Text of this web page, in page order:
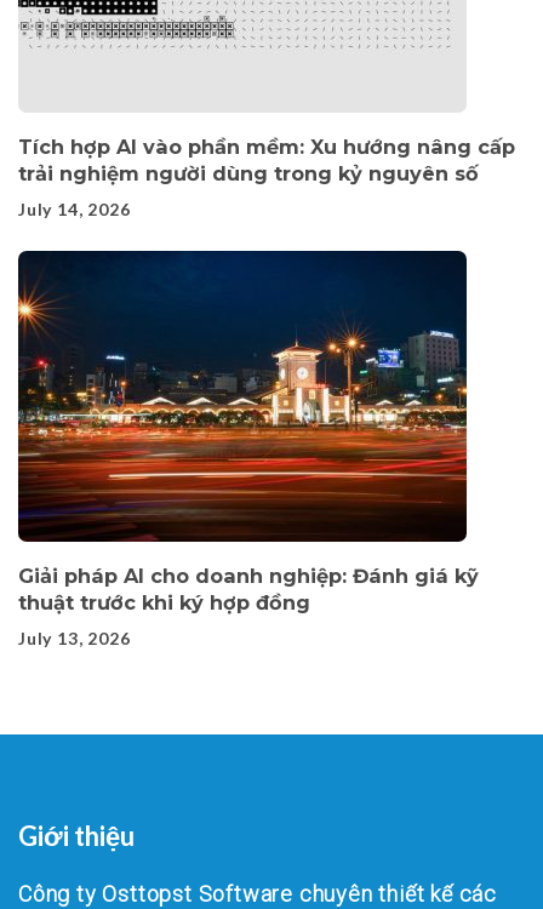
Tích hợp AI vào phần mềm: Xu hướng nâng cấp
trải nghiệm người dùng trong kỷ nguyên số
July 14, 2026
Giải pháp AI cho doanh nghiệp: Đánh giá kỹ
thuật trước khi ký hợp đồng
July 13, 2026
Giới thiệu
Công ty Osttopst Software chuyên thiết kế các